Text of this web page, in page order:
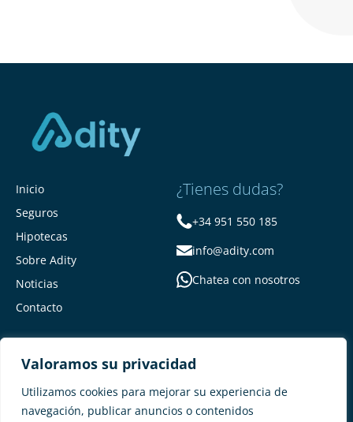
Valoramos su privacidad
Utilizamos cookies para mejorar su experiencia de
navegación, publicar anuncios o contenidos
Inicio
Seguros
Hipotecas
Sobre Adity
Noticias
Contacto
¿Tienes dudas?
+34 951 550 185
info@adity.com
Chatea con nosotros